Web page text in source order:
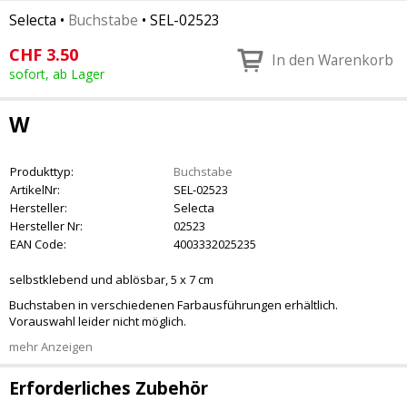
Selecta • Buchstabe • SEL-02523
CHF 3.50
sofort, ab Lager
In den Warenkorb
W
Produkttyp:
Buchstabe
ArtikelNr:
SEL-02523
Hersteller:
Selecta
Hersteller Nr:
02523
EAN Code:
4003332025235
selbstklebend und ablösbar, 5 x 7 cm
Buchstaben in verschiedenen Farbausführungen erhältlich.
Vorauswahl leider nicht möglich.
mehr Anzeigen
Erforderliches Zubehör